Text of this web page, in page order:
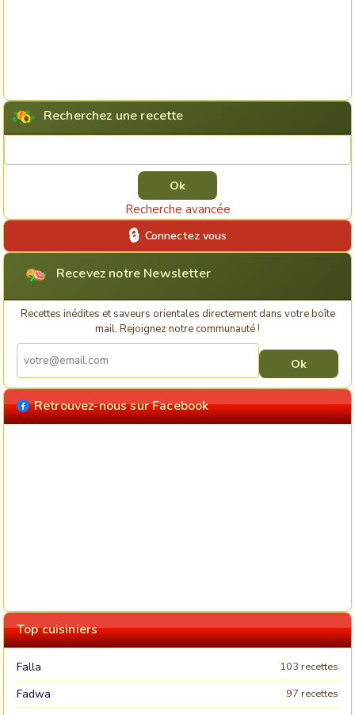
Recherchez une recette
Recherche avancée
Connectez vous
Recevez notre Newsletter
Recettes inédites et saveurs orientales directement dans votre boîte
mail. Rejoignez notre communauté !
Retrouvez-nous sur Facebook
Top cuisiniers
Falla 103 recettes
Fadwa 97 recettes